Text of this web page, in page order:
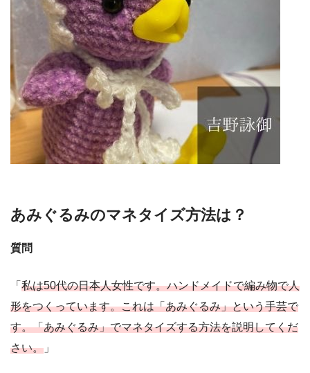
あみぐるみのマネタイズ方法は？
質問
「 私は50代の日本人女性です。ハンドメイドで編み物で人
形をつくっています。これは「あみぐるみ」という手芸で
す。「あみぐるみ」でマネタイズする方法を説明してくだ
さい。 」